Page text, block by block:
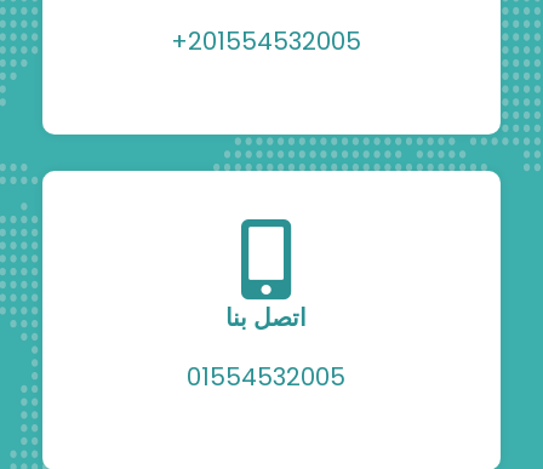
201554532005+
اتصل بنا
01554532005